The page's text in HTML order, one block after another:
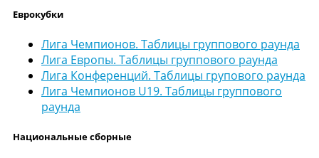
Еврокубки
Лига Чемпионов. Таблицы группового раунда
Лига Европы. Таблицы группового раунда
Лига Конференций. Таблицы групового раунда
Лига Чемпионов U19. Таблицы группового
раунда
Национальные сборные